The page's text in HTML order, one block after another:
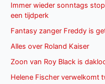
Immer wieder sonntags
een tijdperk
Fantasy zanger Freddy is
Alles over Roland Kaiser
Zoon van Roy Black is
Helene Fischer verwelkomt